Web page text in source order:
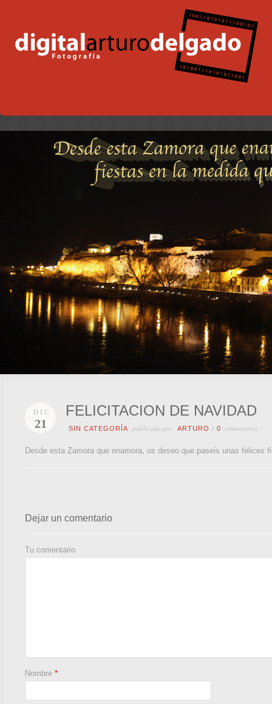
DIC
21
FELICITACION DE NAVIDAD
SIN CATEGORÍA publicado por ARTURO / 0 comentarios
Desde esta Zamora que enamora, os deseo que paseis unas felices
Dejar un comentario
Tu comentario
Nombre *